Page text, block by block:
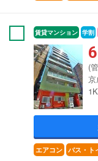
賃貸マンション 学割
(
エアコン バス・ト